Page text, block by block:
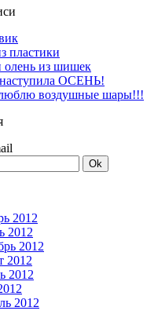
пластики
олень из шишек
ОСЕНЬ!
воздушные шары!!!
2012
2012
2012
2012
2012
2012